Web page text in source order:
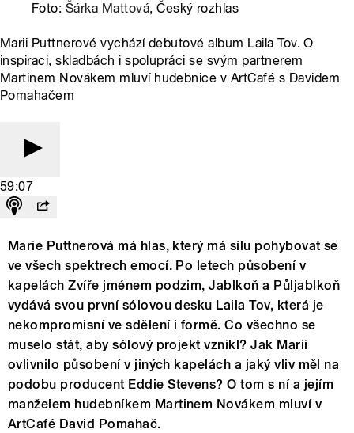
Foto: Šárka Mattová, Český rozhlas
Marii Puttnerové vychází debutové album Laila Tov. O
inspiraci, skladbách i spolupráci se svým partnerem
Martinem Novákem mluví hudebnice v ArtCafé s Davidem
Pomahačem
59:07
Marie Puttnerová má hlas, který má sílu pohybovat se
ve všech spektrech emocí. Po letech působení v
kapelách Zvíře jménem podzim, Jablkoň a Půljablkoň
vydává svou první sólovou desku Laila Tov, která je
nekompromisní ve sdělení i formě. Co všechno se
muselo stát, aby sólový projekt vznikl? Jak Marii
ovlivnilo působení v jiných kapelách a jaký vliv měl na
podobu producent Eddie Stevens? O tom s ní a jejím
manželem hudebníkem Martinem Novákem mluví v
ArtCafé David Pomahač.